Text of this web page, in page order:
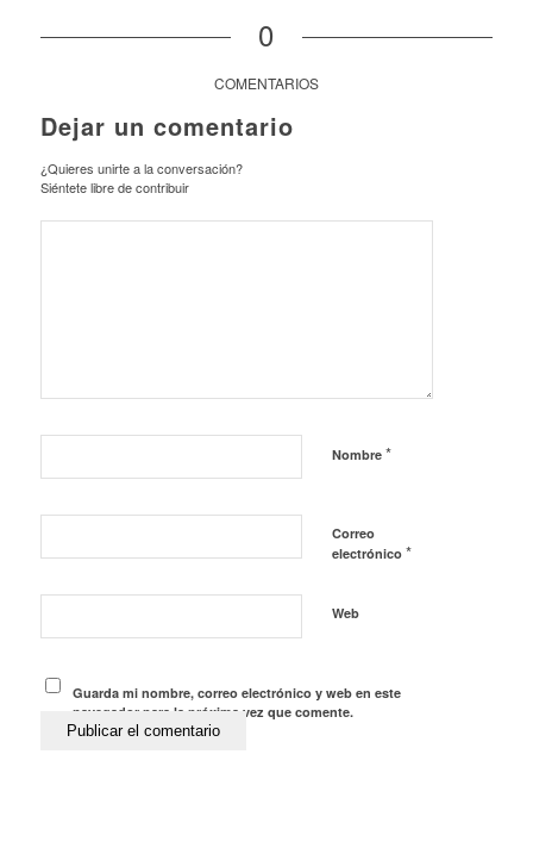
0
COMENTARIOS
Dejar un comentario
¿Quieres unirte a la conversación?
Siéntete libre de contribuir
Nombre *
Correo
electrónico *
Web
Guarda mi nombre, correo electrónico y web en este
navegador para la próxima vez que comente.